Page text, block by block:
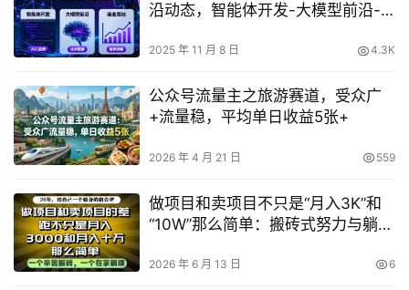
沿动态，智能体开发-大模型前沿-
2025 年 11 月 8 日 4.3K
公众号流量主之旅游赛道，受众广
+流量稳，平均单日收益5张+
2026 年 4 月 21 日 559
做项目和卖项目不只是“月入3K”和
“10W”那么简单：搬砖式努力与躺赚
2026 年 6 月 13 日 6